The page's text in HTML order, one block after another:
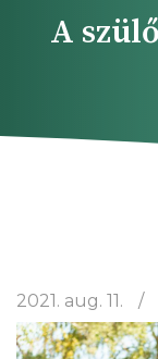
A
2021. aug. 11.